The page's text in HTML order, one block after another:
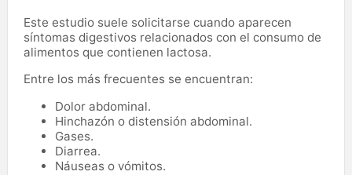
Este estudio suele solicitarse cuando aparecen
síntomas digestivos relacionados con el consumo de
alimentos que contienen lactosa.
Entre los más frecuentes se encuentran:
Dolor abdominal.
Hinchazón o distensión abdominal.
Gases.
Diarrea.
Náuseas o vómitos.